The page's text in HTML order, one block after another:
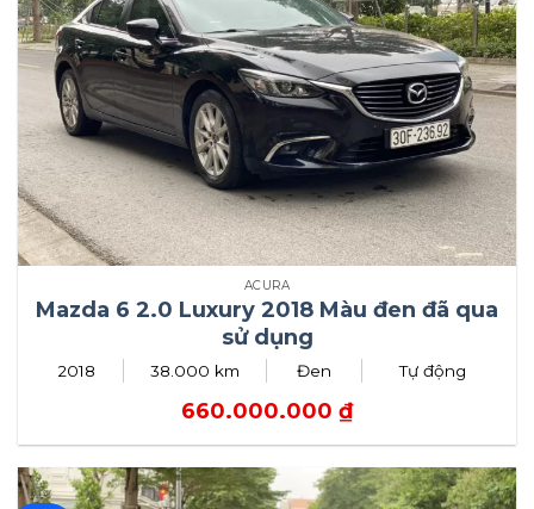
ACURA
Mazda 6 2.0 Luxury 2018 Màu đen đã qua
sử dụng
2018 38.000 km Đen Tự động
660.000.000 ₫